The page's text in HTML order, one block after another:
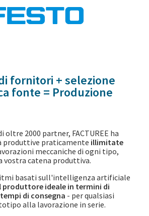
fornitori + selezione
fonte = Produzione
oltre 2000 partner, FACTUREE ha
produttive praticamente illimitate
meccaniche di ogni tipo,
vostra catena produttiva.
basati sull'intelligenza artificiale
produttore ideale in termini di
di consegna - per qualsiasi
alla lavorazione in serie.